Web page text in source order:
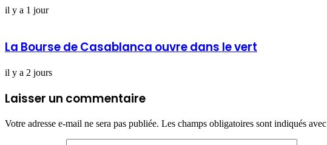
il y a 1 jour
La Bourse de Casablanca ouvre dans le vert
il y a 2 jours
Laisser un commentaire
Votre adresse e-mail ne sera pas publiée. Les champs obligatoires sont indiqués avec